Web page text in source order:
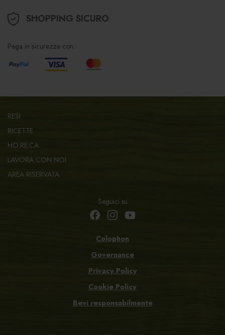
SHOPPING SICURO
Paga in sicurezza con:
RESI
RICETTE
HO.RE.CA.
LAVORA CON NOI
AREA RISERVATA
Seguici su
Colophon
Governance
Privacy Policy
Cookie Policy
Bevi responsabilmente